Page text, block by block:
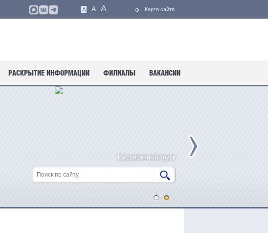
Карта сайта
A A A
РАСКРЫТИЕ ИНФОРМАЦИИ ФИЛИАЛЫ ВАКАНСИИ
Расширенный поиск